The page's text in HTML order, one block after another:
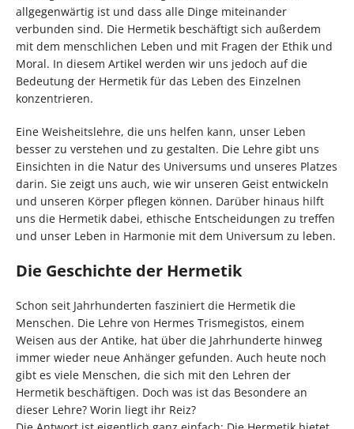
allgegenwärtig ist und dass alle Dinge miteinander
verbunden sind. Die Hermetik beschäftigt sich außerdem
mit dem menschlichen Leben und mit Fragen der Ethik und
Moral. In diesem Artikel werden wir uns jedoch auf die
Bedeutung der Hermetik für das Leben des Einzelnen
konzentrieren.
Eine Weisheitslehre, die uns helfen kann, unser Leben
besser zu verstehen und zu gestalten. Die Lehre gibt uns
Einsichten in die Natur des Universums und unseres Platzes
darin. Sie zeigt uns auch, wie wir unseren Geist entwickeln
und unseren Körper pflegen können. Darüber hinaus hilft
uns die Hermetik dabei, ethische Entscheidungen zu treffen
und unser Leben in Harmonie mit dem Universum zu leben.
Die Geschichte der Hermetik
Schon seit Jahrhunderten fasziniert die Hermetik die
Menschen. Die Lehre von Hermes Trismegistos, einem
Weisen aus der Antike, hat über die Jahrhunderte hinweg
immer wieder neue Anhänger gefunden. Auch heute noch
gibt es viele Menschen, die sich mit den Lehren der
Hermetik beschäftigen. Doch was ist das Besondere an
dieser Lehre? Worin liegt ihr Reiz?